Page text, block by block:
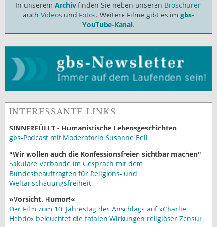
In unserem Archiv finden Sie neben unseren Broschüren
auch Videos und Fotos. Weitere Filme gibt es im gbs-
YouTube-Kanal.
INTERESSANTE LINKS
SINNERFÜLLT - Humanistische Lebensgeschichten
gbs-Podcast mit Moderatorin Susanne Bell
"Wir wollen auch die Konfessionsfreien sichtbar machen"
Säkulare Verbände im Gespräch mit dem
Bundesbeauftragten für Religions- und
Weltanschauungsfreiheit
»Vorsicht, Humor!«
Der Film zum 10. Jahrestag des Anschlags auf »Charlie
Hebdo« beleuchtet die fatalen Wirkungen religiöser Zensur